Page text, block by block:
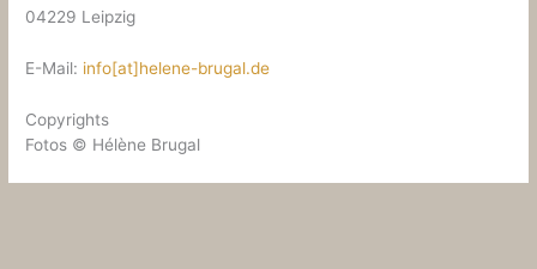
04229 Leipzig
E-Mail: info[at]helene-brugal.de
Copyrights
Fotos © Hélène Brugal